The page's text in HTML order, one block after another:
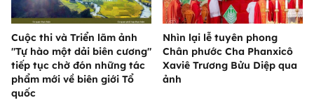
Cuộc thi và Triển lãm ảnh
"Tự hào một dải biên cương"
tiếp tục chờ đón những tác
phẩm mới về biên giới Tổ
quốc
Nhìn lại lễ tuyên phong
Chân phước Cha Phanxicô
Xaviê Trương Bửu Diệp qua
ảnh